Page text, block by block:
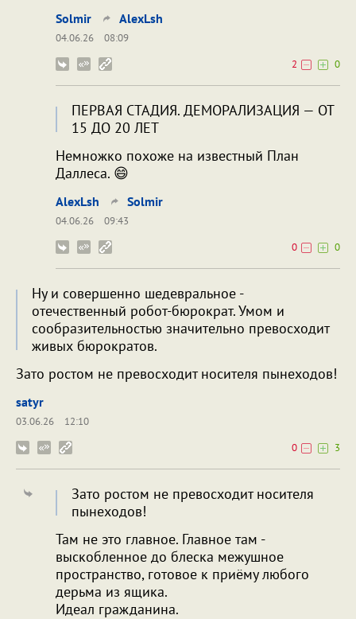
Solmir AlexLsh
04.06.26
08:09
2
0
ПЕРВАЯ СТАДИЯ. ДЕМОРАЛИЗАЦИЯ — ОТ
15 ДО 20 ЛЕТ
Немножко похоже на известный План
Даллеса. 😄
AlexLsh Solmir
04.06.26
09:43
0
0
Ну и совершенно шедевральное -
отечественный робот-бюрократ. Умом и
сообразительностью значительно превосходит
живых бюрократов.
Зато ростом не превосходит носителя пынеходов!
satyr
03.06.26
12:10
0
3
Зато ростом не превосходит носителя
пынеходов!
Там не это главное. Главное там -
выскобленное до блеска межушное
пространство, готовое к приёму любого
дерьма из ящика.
Идеал гражданина.